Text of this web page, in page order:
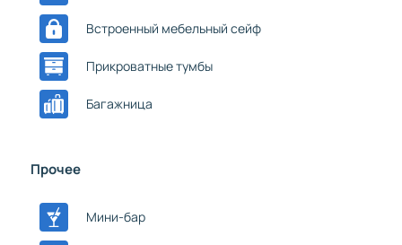
Встроенный мебельный сейф
Прикроватные тумбы
Багажница
Прочее
Мини-бар